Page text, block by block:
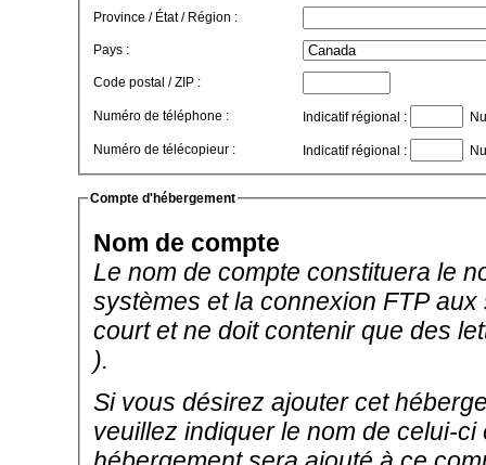
Province / État / Région :
Pays :
Code postal / ZIP :
Numéro de téléphone : Indicatif régional :
Numéro de télécopieur : Indicatif régional :
Compte d'hébergement
Nom de compte
Le nom de compte constituera le
systèmes et la connexion FTP
court et ne doit contenir que des
).
Si vous désirez ajouter cet
veuillez indiquer le nom de celui-